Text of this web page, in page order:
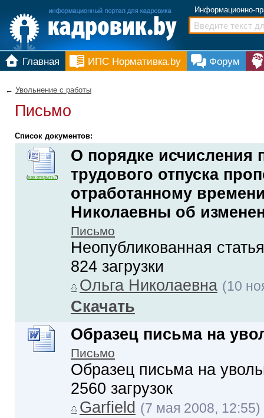
Информационно-
Главная ИПС Нормативка.by Форум
← Увольнение с работы
Письмо
Список документов:
(как открыть?)
О порядке исчисления
трудового отпуска
отработанному
Николаевны об
Письмо
Неопубликованная
824 загрузки
Ольга Николаевна (10
Скачать
Образец письма на
Письмо
Образец письма на
2560 загрузок
Garfield (7 мая 2008, 12:55)